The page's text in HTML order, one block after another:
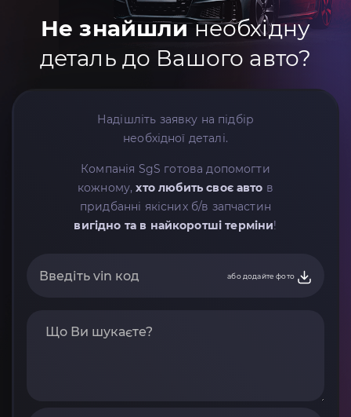
Не знайшлинеобхідну
деталь до Вашого авто?
Надішліть заявку на підбір
необхідної деталі.
Компанія SgS готова допомогти
кожному,хто любить своє авто в
придбанні якісних б/в запчастин
вигідно та в найкоротші терміни!
або додайте фото